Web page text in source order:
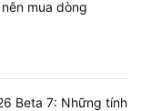
mua dòng
Beta 7: Những tính